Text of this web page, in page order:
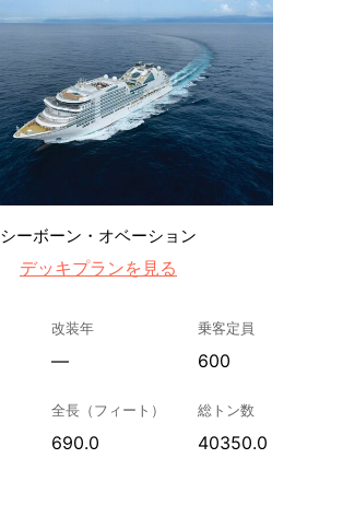
シーボーン・オベーション
デッキプランを見る
改装年
—
乗客定員
600
全長（フィート）
690.0
総トン数
40350.0